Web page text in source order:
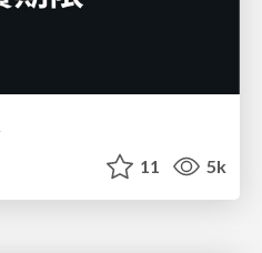
11 5k